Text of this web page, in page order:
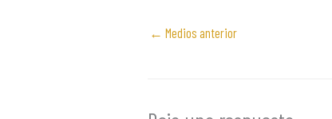
← Medios anterior